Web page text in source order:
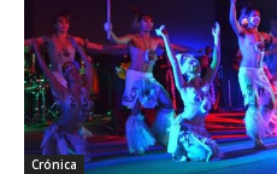
Crónica